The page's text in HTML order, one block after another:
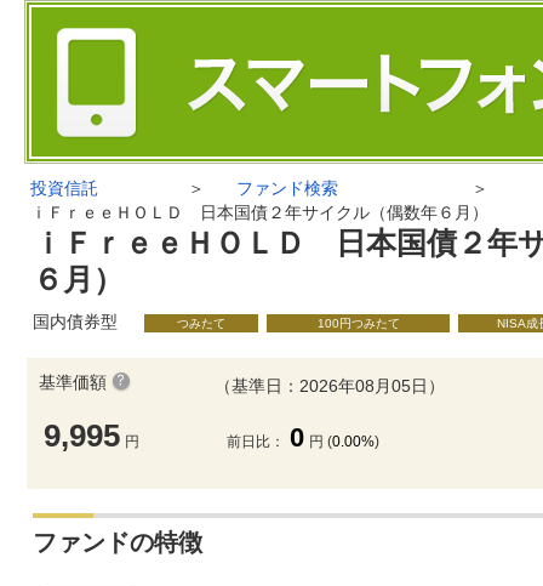
投資信託 ＞ ファンド検索
＞
ｉＦｒｅｅＨＯＬＤ 日本国債２年サイクル（偶数年６月）
ｉＦｒｅｅＨＯＬＤ 日本国債２年
６月）
国内債券型 つみたて 100円つみたて NISA成
基準価額
9,995 円
（基準日：2026年08月05日）
前日比： 0 円 (0.00%)
ファンドの特徴